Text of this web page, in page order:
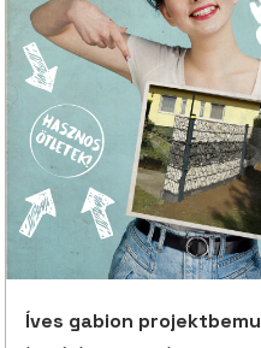
Íves gabion